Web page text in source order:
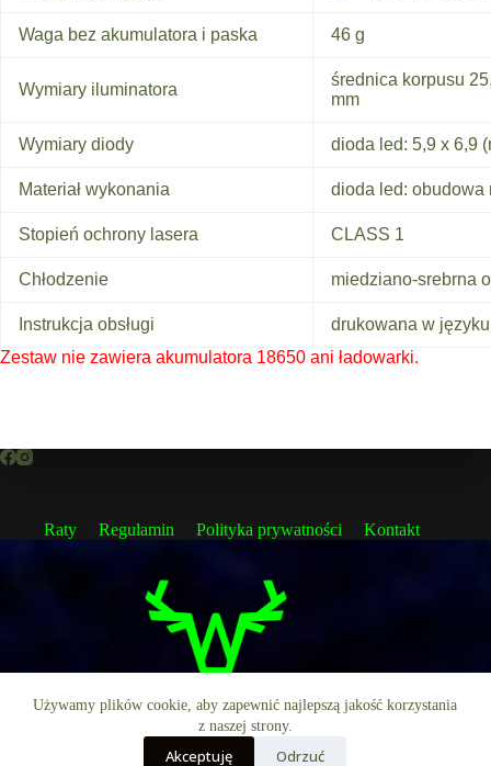
Używamy plików cookie, aby zapewnić najlepszą jakość korzystania
z naszej strony.
Akceptuję Odrzuć
Waga bez akumulatora i paska 46 g
Wymiary iluminatora
średnica korpusu
mm
Wymiary diody dioda led: 5,9 x 6,9
Materiał wykonania dioda led: obudowa
Stopień ochrony lasera CLASS 1
Chłodzenie miedziano-srebrna
Instrukcja obsługi
drukowana w
Zestaw nie zawiera akumulatora 18650 ani ładowarki.
Raty Regulamin Polityka prywatności Kontakt